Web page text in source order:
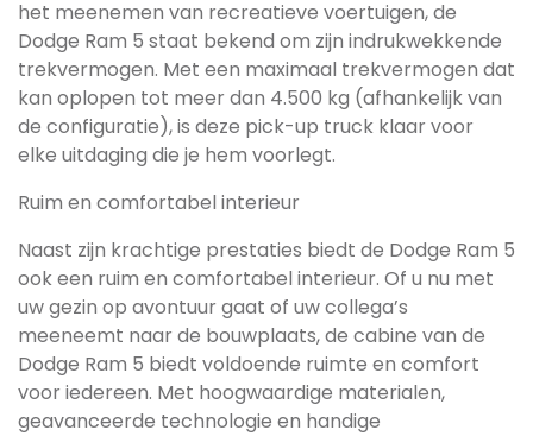
het meenemen van recreatieve voertuigen, de
Dodge Ram 5 staat bekend om zijn indrukwekkende
trekvermogen. Met een maximaal trekvermogen dat
kan oplopen tot meer dan 4.500 kg (afhankelijk van
de configuratie), is deze pick-up truck klaar voor
elke uitdaging die je hem voorlegt.
Ruim en comfortabel interieur
Naast zijn krachtige prestaties biedt de Dodge Ram 5
ook een ruim en comfortabel interieur. Of u nu met
uw gezin op avontuur gaat of uw collega’s
meeneemt naar de bouwplaats, de cabine van de
Dodge Ram 5 biedt voldoende ruimte en comfort
voor iedereen. Met hoogwaardige materialen,
geavanceerde technologie en handige